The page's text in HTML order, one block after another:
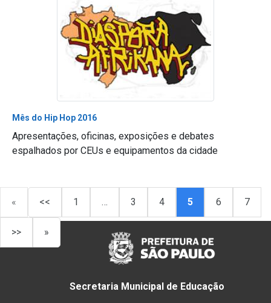
Mês do Hip Hop 2016
Apresentações, oficinas, exposições e debates
espalhados por CEUs e equipamentos da cidade
« << 1 … 3 4 5 6 7
>> »
Secretaria Municipal de Educação